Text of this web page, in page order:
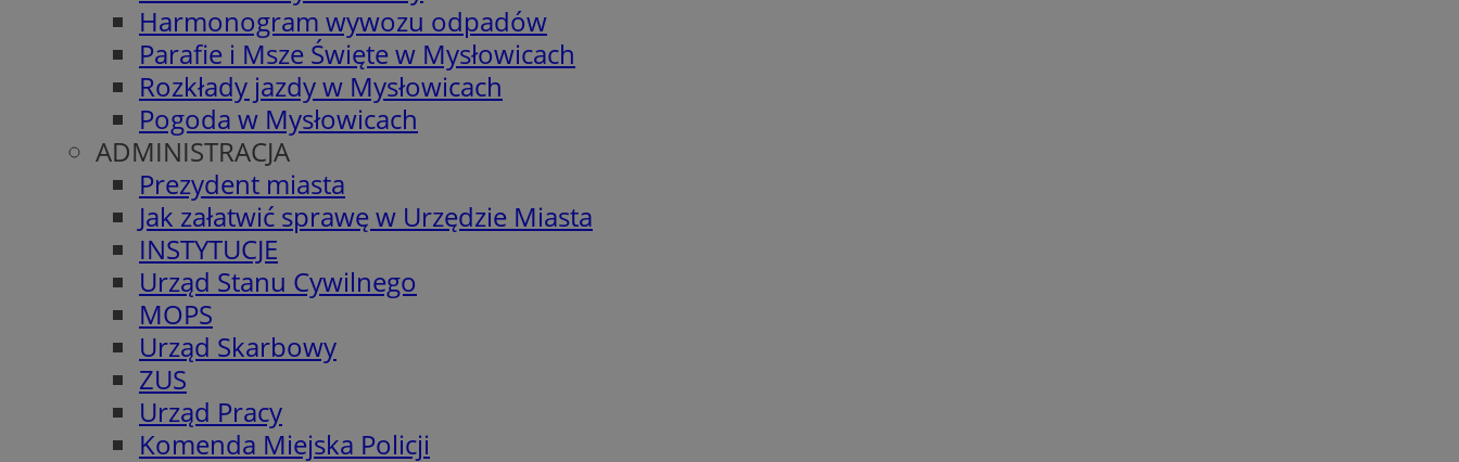
Harmonogram wywozu odpadów
Parafie i Msze Święte w Mysłowicach
Rozkłady jazdy w Mysłowicach
Pogoda w Mysłowicach
ADMINISTRACJA
Prezydent miasta
Jak załatwić sprawę w Urzędzie Miasta
INSTYTUCJE
Urząd Stanu Cywilnego
MOPS
Urząd Skarbowy
ZUS
Urząd Pracy
Komenda Miejska Policji